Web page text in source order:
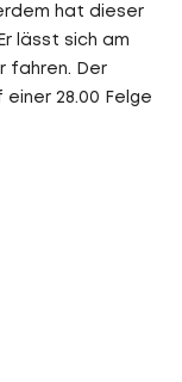
hat dieser
lässt sich am
fahren. Der
28.00 Felge